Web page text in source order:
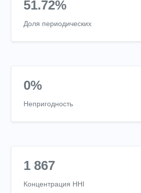
51.72%
Доля периодических
0%
Непригодность
1 867
Концентрация HHI